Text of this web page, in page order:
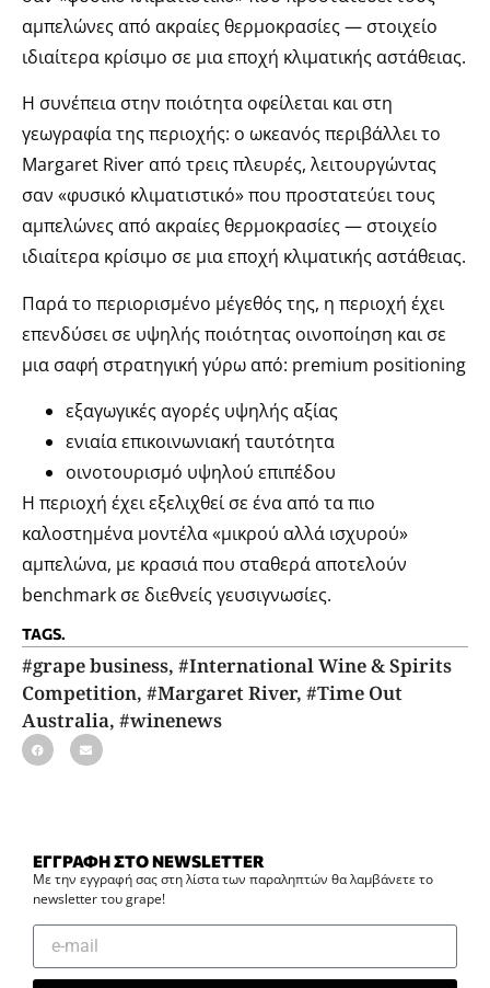
αμπελώνες από ακραίες θερμοκρασίες — στοιχείο
ιδιαίτερα κρίσιμο σε μια εποχή κλιματικής αστάθειας.
Η συνέπεια στην ποιότητα οφείλεται και στη
γεωγραφία της περιοχής: ο ωκεανός περιβάλλει το
Margaret River από τρεις πλευρές, λειτουργώντας
σαν «φυσικό κλιματιστικό» που προστατεύει τους
αμπελώνες από ακραίες θερμοκρασίες — στοιχείο
ιδιαίτερα κρίσιμο σε μια εποχή κλιματικής αστάθειας.
Παρά το περιορισμένο μέγεθός της, η περιοχή έχει
επενδύσει σε υψηλής ποιότητας οινοποίηση και σε
μια σαφή στρατηγική γύρω από: premium positioning
εξαγωγικές αγορές υψηλής αξίας
ενιαία επικοινωνιακή ταυτότητα
οινοτουρισμό υψηλού επιπέδου
Η περιοχή έχει εξελιχθεί σε ένα από τα πιο
καλοστημένα μοντέλα «μικρού αλλά ισχυρού»
αμπελώνα, με κρασιά που σταθερά αποτελούν
benchmark σε διεθνείς γευσιγνωσίες.
TAGS.
#grape business, #International Wine & Spirits
Competition, #Margaret River, #Time Out
Australia, #winenews
ΕΓΓΡΑΦΗ ΣΤΟ NEWSLETTER
Με την εγγραφή σας στη λίστα των παραληπτών θα λαμβάνετε το
newsletter του grape!